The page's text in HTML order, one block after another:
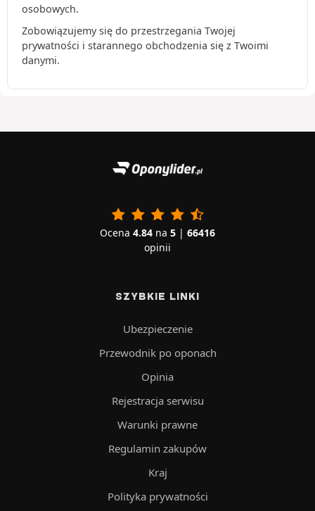
osobowych.
Zobowiązujemy się do przestrzegania Twojej
prywatności i starannego obchodzenia się z Twoimi
danymi.
Ocena 4.84 na 5 | 66416
opinii
SZYBKIE LINKI
Ubezpieczenie
Przewodnik po oponach
Opinia
Rejestracja serwisu
Warunki prawne
Regulamin zakupów
Kraj
Polityka prywatności